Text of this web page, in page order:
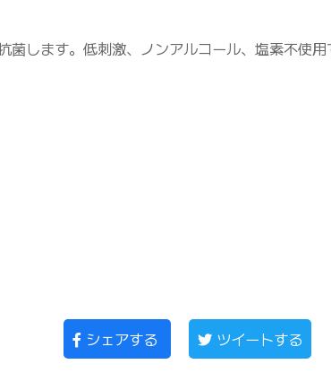
菌します。低刺激、ノンアルコール、塩素不使
シェアする ツイートする